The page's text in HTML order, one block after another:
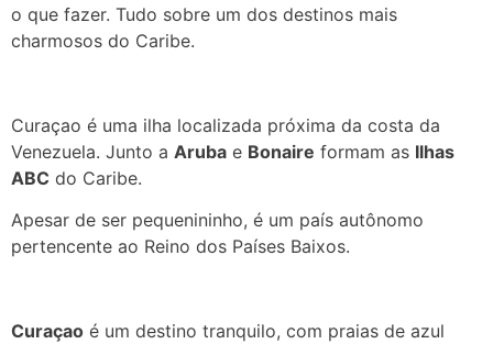
o que fazer. Tudo sobre um dos destinos mais
charmosos do Caribe.
Curaçao é uma ilha localizada próxima da costa da
Venezuela. Junto a Aruba e Bonaire formam as Ilhas
ABC do Caribe.
Apesar de ser pequenininho, é um país autônomo
pertencente ao Reino dos Países Baixos.
Curaçao é um destino tranquilo, com praias de azul